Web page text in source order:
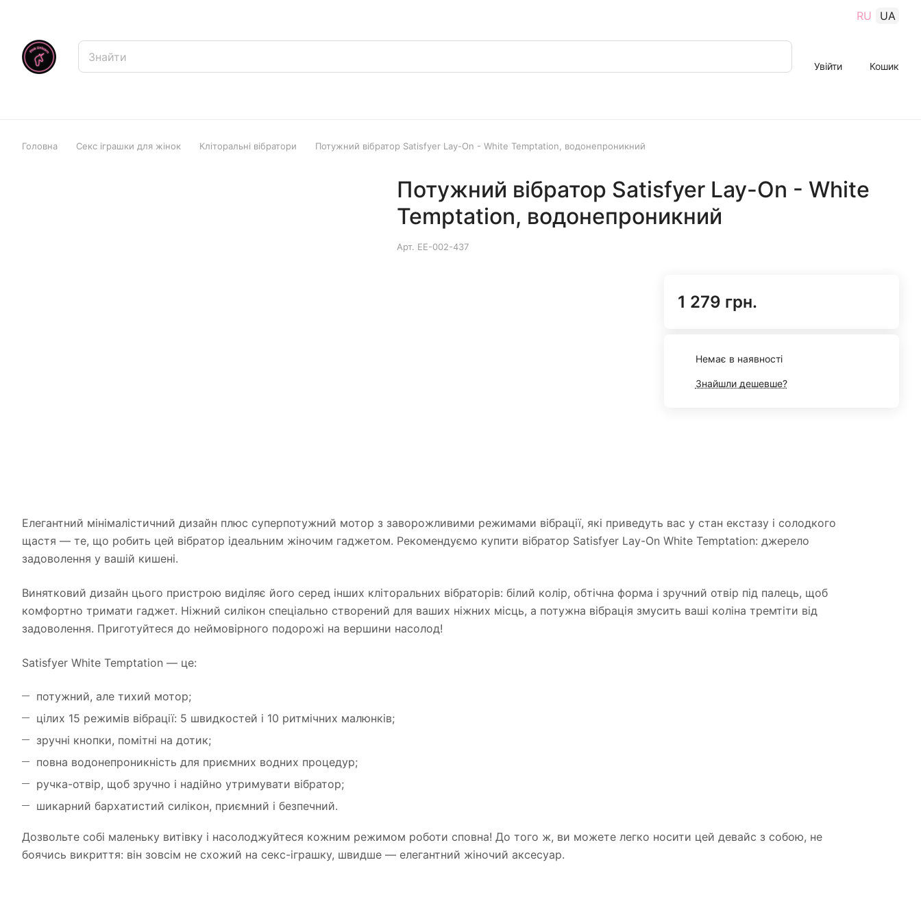
RU UA
Увійти Кошик
Головна Секс іграшки для жінок Кліторальні вібратори Потужний вібратор Satisfyer Lay-On - White Temptation, водонепроникний
Потужний вібратор Satisfyer Lay-On - White
Temptation, водонепроникний
Арт. EE-002-437
1 279 грн.
Немає в наявності
Знайшли дешевше?
Елегантний мінімалістичний дизайн плюс суперпотужний мотор з заворожливими режимами вібрації, які приведуть вас у стан екстазу і солодкого
щастя — те, що робить цей вібратор ідеальним жіночим гаджетом. Рекомендуємо купити вібратор Satisfyer Lay-On White Temptation: джерело
задоволення у вашій кишені.
Винятковий дизайн цього пристрою виділяє його серед інших кліторальних вібраторів: білий колір, обтічна форма і зручний отвір під палець, щоб
комфортно тримати гаджет. Ніжний силікон спеціально створений для ваших ніжних місць, а потужна вібрація змусить ваші коліна тремтіти від
задоволення. Приготуйтеся до неймовірного подорожі на вершини насолод!
Satisfyer White Temptation — це:
потужний, але тихий мотор;
цілих 15 режимів вібрації: 5 швидкостей і 10 ритмічних малюнків;
зручні кнопки, помітні на дотик;
повна водонепроникність для приємних водних процедур;
ручка-отвір, щоб зручно і надійно утримувати вібратор;
шикарний бархатистий силікон, приємний і безпечний.
Дозвольте собі маленьку витівку і насолоджуйтеся кожним режимом роботи сповна! До того ж, ви можете легко носити цей девайс з собою, не
боячись викриття: він зовсім не схожий на секс-іграшку, швидше — елегантний жіночий аксесуар.